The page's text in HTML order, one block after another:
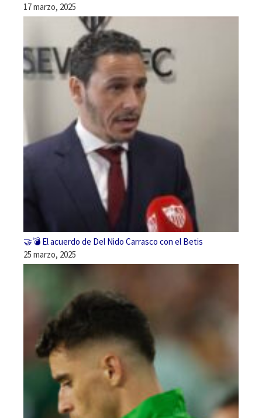
17 marzo, 2025
🤝💣 El acuerdo de Del Nido Carrasco con el Betis
25 marzo, 2025